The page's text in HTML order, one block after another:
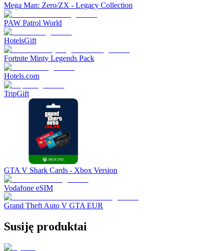
Mega Man: Zero/ZX - Legacy Collection
PAW Patrol World
HotelsGift
Fortnite Minty Legends Pack
Hotels.com
TripGift
GTA V Shark Cards - Xbox Version
Vodafone eSIM
Grand Theft Auto V GTA EUR
Susiję produktai